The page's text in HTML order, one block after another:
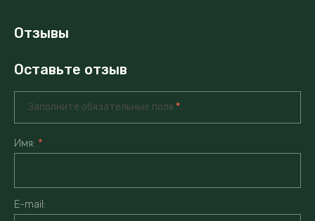
Отзывы
Оставьте отзыв
Заполните обязательные поля *.
Имя: *
E-mail: